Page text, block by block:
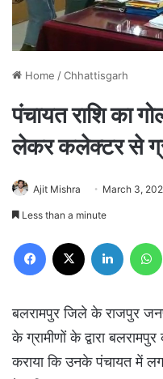
Home /Chhattisgarh
पंचायत राशि का
लेकर कलेक्टर से
Ajit Mishra March 3,
Less than a minute
Facebook LinkedIn
बलरामपुर जिले के राजपुर
के ग्रामीणों के द्वारा
कराया कि उनके पंचायत में